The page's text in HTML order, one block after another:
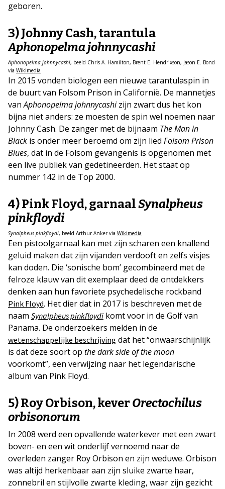
geboren.
3) Johnny Cash, tarantula
Aphonopelma johnnycashi
Aphonopelma johnnycashi, beeld Chris A. Hamilton, Brent E. Hendrixson, Jason E. Bond
via Wikimedia
In 2015 vonden biologen een nieuwe tarantulaspin in
de buurt van Folsom Prison in Californië. De mannetjes
vanAphonopelma johnnycashizijn zwart dus het kon
bijna niet anders: ze moesten de spin wel noemen naar
Johnny Cash. De zanger met de bijnaam The Man in
Black is onder meer beroemd om zijn lied Folsom Prison
Blues, dat in de Folsom gevangenis is opgenomen met
een live publiek van gedetineerden. Het staat op
nummer 142 in de Top 2000.
4) Pink Floyd, garnaalSynalpheus
pinkfloydi
Synalpheus pinkfloydi, beeld Arthur Anker via Wikimedia
Een pistoolgarnaal kan met zijn scharen een knallend
geluid maken dat zijn vijanden verdooft en zelfs visjes
kan doden. Die ‘sonische bom’ gecombineerd met de
felroze klauw van dit exemplaar deed de ontdekkers
denken aan hun favoriete psychedelische rockband
Pink Floyd. Het dier dat in 2017 is beschreven met de
naam Synalpheus pinkfloydi komt voor in de Golf van
Panama. De onderzoekers melden in de
wetenschappelijke beschrijving dat het “onwaarschijnlijk
is dat deze soort op the dark side of the moon
voorkomt”, een verwijzing naar het legendarische
album van Pink Floyd.
5) Roy Orbison, kever Orectochilus
orbisonorum
In 2008 werd een opvallende waterkever met een zwart
boven- en een wit onderlijf vernoemd naar de
overleden zanger Roy Orbison en zijn weduwe. Orbison
was altijd herkenbaar aan zijn sluike zwarte haar,
zonnebril en stijlvolle zwarte kleding, waar zijn gezicht